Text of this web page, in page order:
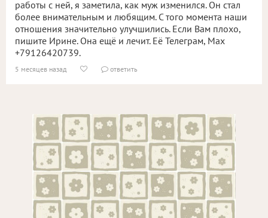
работы с ней, я заметила, как муж изменился. Он стал
более внимательным и любящим. С того момента наши
отношения значительно улучшились. Если Вам плохо,
пишите Ирине. Она ещё и лечит. Её Телеграм, Мах
+79126420739.
5 месяцев назад   ответить